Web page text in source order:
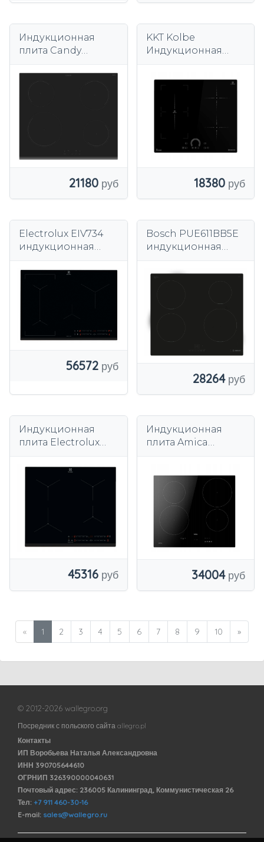
Индукционная
плита Candy
21180
KKT Kolbe
Индукционная
стеклокерамика, 4
18380
Electrolux EIV734
индукционная
см
56572
Bosch PUE611BB5E
индукционная
60 см 4 зоны,
28264
Индукционная
плита Electrolux
45316
Индукционная
плита Amica
PowerBoost
Plug&Play
34004
« 1 2 3 4 5 6 7 8 9 10 »
© 2012-2026 wallegro.org
Посредник с польского сайта allegro.pl
Контакты
ИП Воробьева Наталья Александровна
ИНН 390705644610
ОГРНИП 326390000040631
Почтовый адрес: 236005 Калининград, Коммунистическая 26
Тел: +7 911 460-30-16
E-mail: sales@wallegro.ru